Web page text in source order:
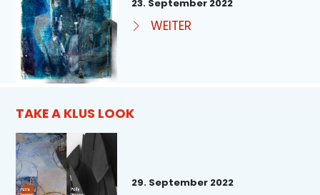
23. September 2022
WEITER
TAKE A KLUS LOOK
29. September 2022